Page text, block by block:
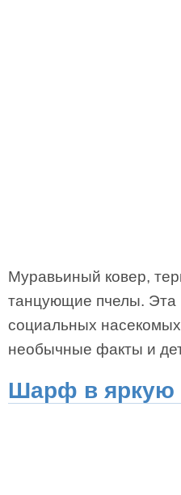
Муравьиный ковер,
танцующие пчелы. Эта
социальных
необычные факты и
Шарф в яркую